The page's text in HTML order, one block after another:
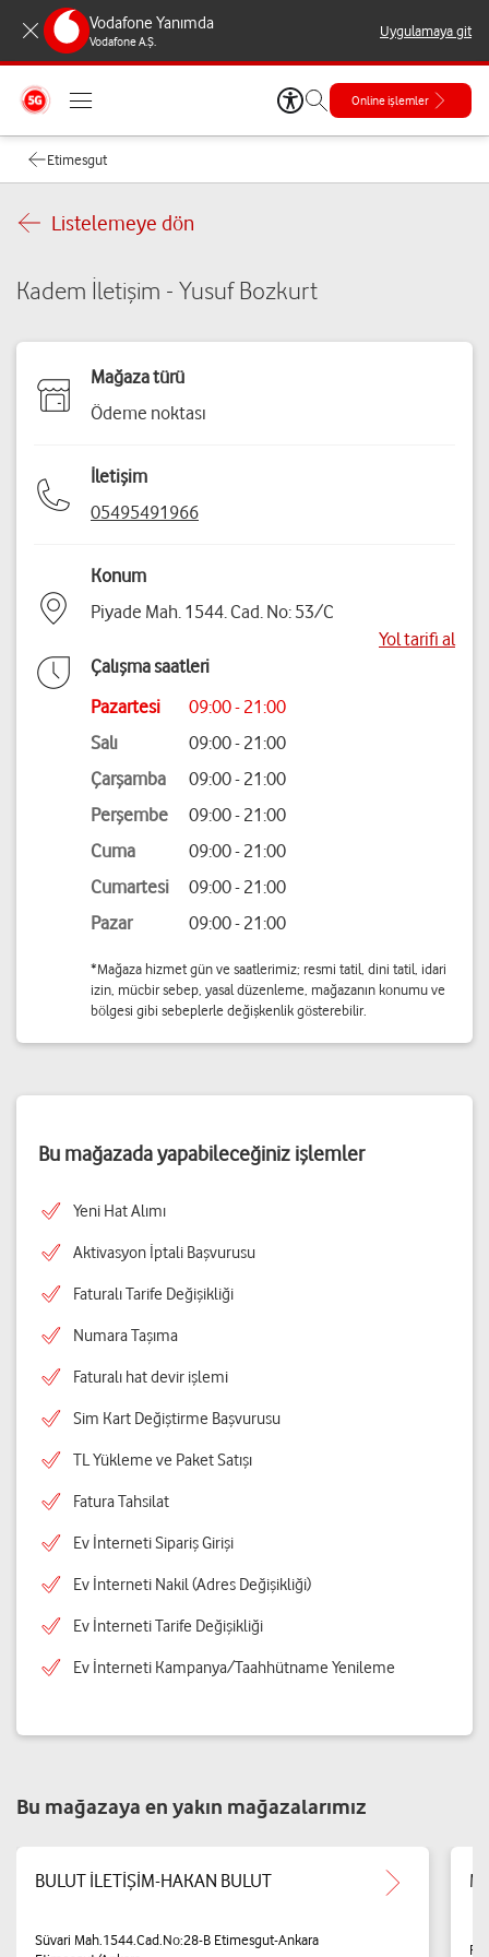
Vodafone Yanımda
Vodafone A.Ş.
Uygulamaya git
Online işlemler
Etimesgut
Listelemeye dön
Kadem İletişim - Yusuf Bozkurt
Mağaza türü
Ödeme noktası
İletişim
05495491966
Konum
Piyade Mah. 1544. Cad. No: 53/C
Yol tarifi al
Çalışma saatleri
Pazartesi
09:00 - 21:00
Salı
09:00 - 21:00
Çarşamba
09:00 - 21:00
Perşembe
09:00 - 21:00
Cuma
09:00 - 21:00
Cumartesi
09:00 - 21:00
Pazar
09:00 - 21:00
*Mağaza hizmet gün ve saatlerimiz; resmi tatil, dini tatil, idari
izin, mücbir sebep, yasal düzenleme, mağazanın konumu ve
bölgesi gibi sebeplerle değişkenlik gösterebilir.
Bu mağazada yapabileceğiniz işlemler
Yeni Hat Alımı
Aktivasyon İptali Başvurusu
Faturalı Tarife Değişikliği
Numara Taşıma
Faturalı hat devir işlemi
Sim Kart Değiştirme Başvurusu
TL Yükleme ve Paket Satışı
Fatura Tahsilat
Ev İnterneti Sipariş Girişi
Ev İnterneti Nakil (Adres Değişikliği)
Ev İnterneti Tarife Değişikliği
Ev İnterneti Kampanya/Taahhütname Yenileme
Bu mağazaya en yakın mağazalarımız
BULUT İLETİŞİM-HAKAN BULUT
Süvari Mah.1544.Cad.No:28-B Etimesgut-Ankara